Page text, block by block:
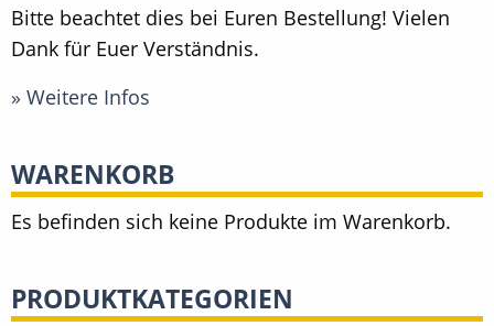
Bitte beachtet dies bei Euren Bestellung! Vielen
Dank für Euer Verständnis.
» Weitere Infos
WARENKORB
Es befinden sich keine Produkte im Warenkorb.
PRODUKTKATEGORIEN